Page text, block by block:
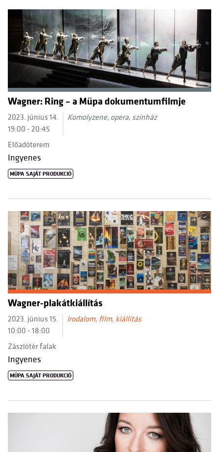
Wagner: Ring – a Müpa dokumentumfilmje
2023. június 14.
19:00 - 20:45
Komolyzene, opera, színház
Előadóterem
Ingyenes
MÜPA SAJÁT PRODUKCIÓ
Wagner-plakátkiállítás
2023. június 15.
10:00 - 18:00
Irodalom, film, kiállítás
Zászlótér falak
Ingyenes
MÜPA SAJÁT PRODUKCIÓ